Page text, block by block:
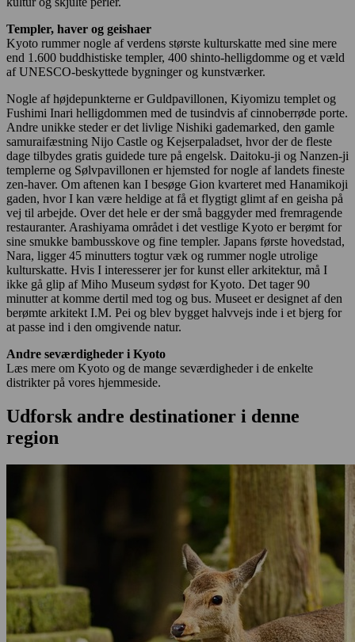
Templer, haver og geishaer
Kyoto rummer nogle af verdens største kulturskatte med sine mere
end 1.600 buddhistiske templer, 400 shinto-helligdomme og et væld
af UNESCO-beskyttede bygninger og kunstværker.
Nogle af højdepunkterne er Guldpavillonen, Kiyomizu templet og
Fushimi Inari helligdommen med de tusindvis af cinnoberrøde porte.
Andre unikke steder er det livlige Nishiki gademarked, den gamle
samuraifæstning Nijo Castle og Kejserpaladset, hvor der de fleste
dage tilbydes gratis guidede ture på engelsk. Daitoku-ji og Nanzen-ji
templerne og Sølvpavillonen er hjemsted for nogle af landets fineste
zen-haver. Om aftenen kan I besøge Gion kvarteret med Hanamikoji
gaden, hvor I kan være heldige at få et flygtigt glimt af en geisha på
vej til arbejde. Over det hele er der små baggyder med fremragende
restauranter. Arashiyama området i det vestlige Kyoto er berømt for
sine smukke bambusskove og fine templer. Japans første hovedstad,
Nara, ligger 45 minutters togtur væk og rummer nogle utrolige
kulturskatte. Hvis I interesserer jer for kunst eller arkitektur, må I
ikke gå glip af Miho Museum sydøst for Kyoto. Det tager 90
minutter at komme dertil med tog og bus. Museet er designet af den
berømte arkitekt I.M. Pei og blev bygget halvvejs inde i et bjerg for
at passe ind i den omgivende natur.
Andre seværdigheder i Kyoto
Læs mere om Kyoto og de mange seværdigheder i de enkelte
distrikter på vores hjemmeside.
Udforsk andre destinationer i denne
region